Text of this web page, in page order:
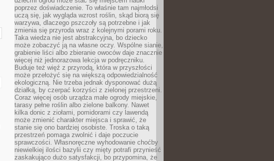
poprzez doświadczenie. To właśnie tam najmłodsi
uczą się, jak wygląda wzrost roślin, skąd biorą się
warzywa, dlaczego pszczoły są potrzebne i jak
zmienia się przyroda wraz z kolejnymi porami roku.
Taka wiedza nie jest abstrakcyjna, bo dziecko
może zobaczyć ją na własne oczy. Wspólne sianie,
grabienie liści albo zbieranie owoców daje znacznie
więcej niż jednorazowa lekcja w podręczniku.
Buduje też więź z przyrodą, która w przyszłości
może przełożyć się na większą odpowiedzialność
ekologiczną. Nie trzeba jednak dysponować dużą
działką, by czerpać korzyści z zielonej przestrzeni.
Coraz więcej osób urządza małe ogrody miejskie,
tarasy pełne roślin albo zielone balkony. Nawet
kilka donic z ziołami, pomidorami czy lawendą
może zmienić charakter miejsca i sprawić, że
stanie się ono bardziej osobiste. Troska o taką
przestrzeń pomaga zwolnić i daje poczucie
sprawczości. Własnoręczne wyhodowanie choćby
niewielkiej ilości bazylii czy mięty potrafi przynieść
zaskakująco dużo satysfakcji, bo przypomina, że